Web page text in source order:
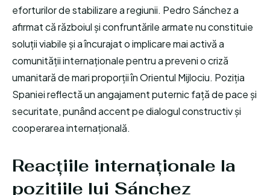
eforturilor de stabilizare a regiunii. Pedro Sánchez a
afirmat că războiul și confruntările armate nu constituie
soluții viabile și a încurajat o implicare mai activă a
comunității internaționale pentru a preveni o criză
umanitară de mari proporții în Orientul Mijlociu. Poziția
Spaniei reflectă un angajament puternic față de pace și
securitate, punând accent pe dialogul constructiv și
cooperarea internațională.
Reacțiile internaționale la
pozițiile lui Sánchez